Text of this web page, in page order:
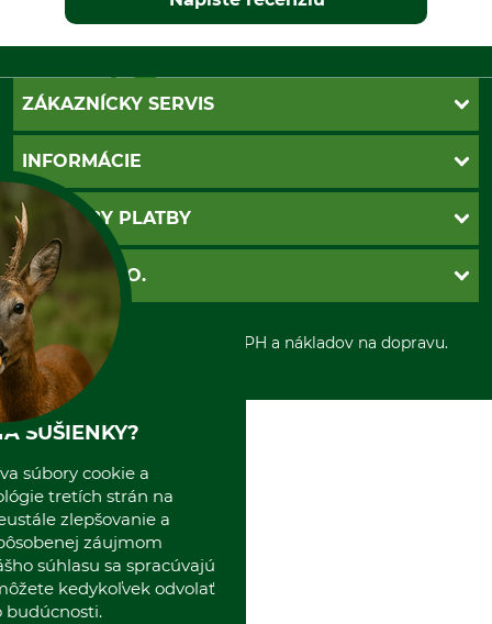
ZÁKAZNÍCKY SERVIS
Kontakt
Katalógy
Newsletter
Nastavenia súborov cookie
INFORMÁCIE
Povinné údaje
Obchodné podmienky
Ochrana osobnych udajov
Otváracie hodiny
Zrušenie objednávky
SPÔSOBY PLATBY
Dobierka
Platba vopred
Sepa-inkaso
Osobný odber
GRUBE S.R.O.
O nás
Predajňa
Kolektív GRUBE
Naše pobočky v Európe
*Všetky ceny sú vrátane DPH a nákladov na dopravu.
SUŠIENKY?
súbory cookie a
tretích strán na
zlepšovanie a
záujmom
súhlasu sa spracúvajú
kedykoľvek odvolať
budúcnosti.